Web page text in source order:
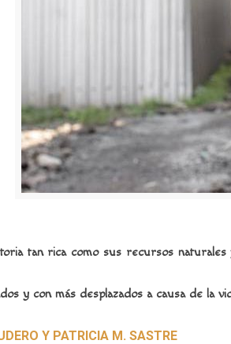
tan rica como sus recursos
y con más desplazados a causa de la
Y PATRICIA M. SASTRE